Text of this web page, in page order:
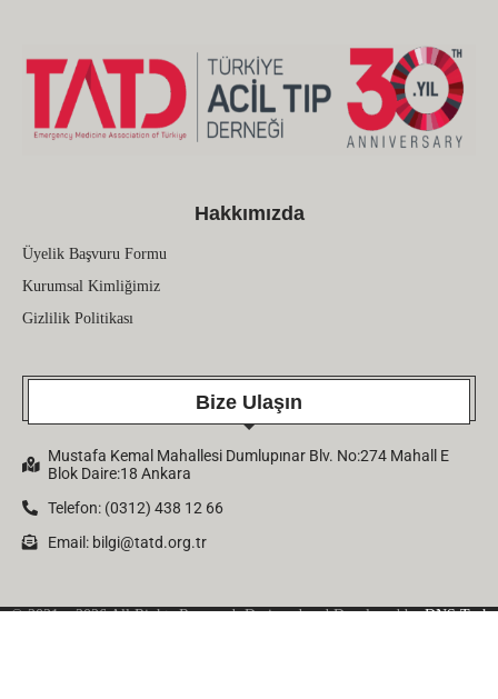
Hakkımızda
Üyelik Başvuru Formu
Kurumsal Kimliğimiz
Gizlilik Politikası
Bize Ulaşın
Mustafa Kemal Mahallesi Dumlupınar Blv. No:274 Mahall E
Blok Daire:18 Ankara
Telefon: (0312) 438 12 66
Email: bilgi@tatd.org.tr
© 2021 – 2026 All Rights Reserved. Designed and Developed byDNS Tech